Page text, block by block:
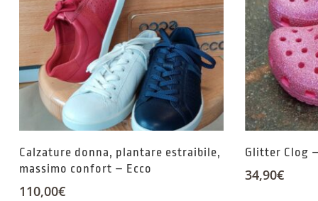
Calzature donna, plantare estraibile,
massimo confort – Ecco
110,00€
Glitter Clog
34,90€